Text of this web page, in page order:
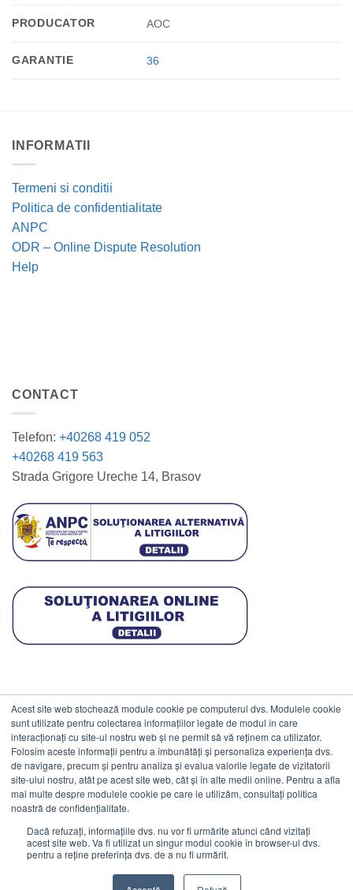
Acest site web stochează module cookie pe computerul dvs. Modulele cookie
sunt utilizate pentru colectarea informațiilor legate de modul în care
interacționați cu site-ul nostru web și ne permit să vă reținem ca utilizator.
Folosim aceste informații pentru a îmbunătăți și personaliza experiența dvs.
de navigare, precum și pentru analiza și evalua valorile legate de vizitatorii
site-ului nostru, atât pe acest site web, cât și în alte medii online. Pentru a afla
mai multe despre modulele cookie pe care le utilizăm, consultați politica
noastră de confidențialitate.
Dacă refuzați, informațiile dvs. nu vor fi urmărite atunci când vizitați
acest site web. Va fi utilizat un singur modul cookie în browser-ul dvs.
pentru a reține preferința dvs. de a nu fi urmărit.
PRODUCATOR AOC
GARANTIE 36
INFORMATII
Termeni si conditii
Politica de confidentialitate
ANPC
ODR – Online Dispute Resolution
Help
CONTACT
Telefon: +40268 419 052
+40268 419 563
Strada Grigore Ureche 14, Brasov
DATE COMERCIALE
ESTICO S.R.L.
CIF: RO1094402.
Reg.Com: J08/469/1991.
Visa MasterCard
Cash
Stripe